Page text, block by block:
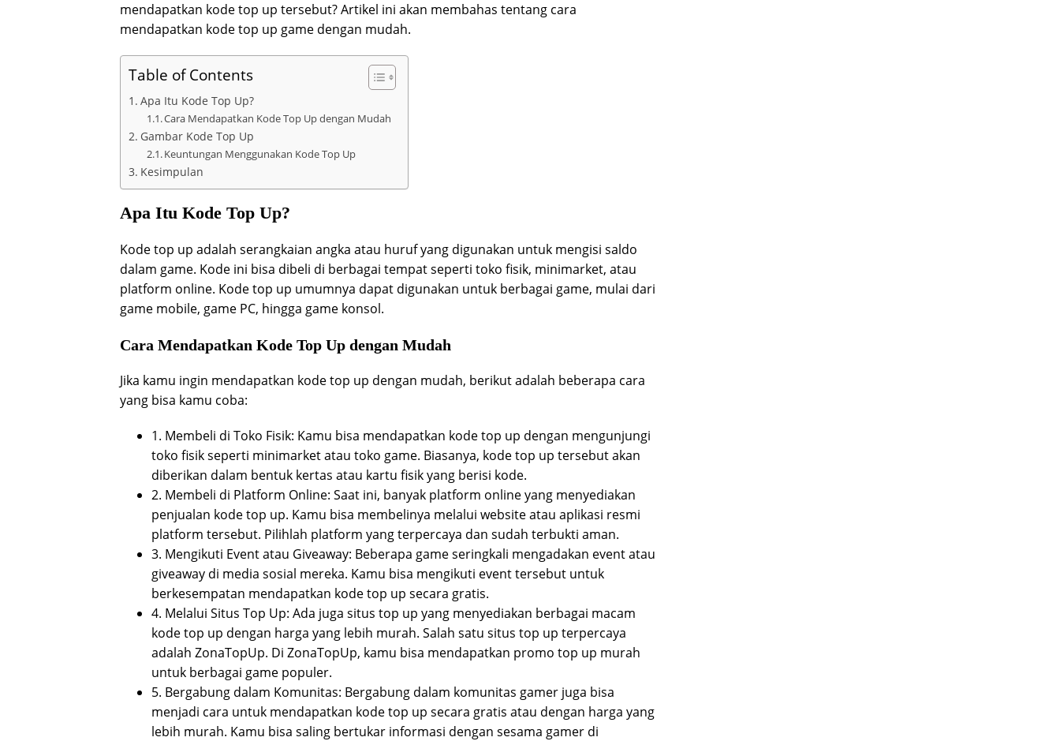
mendapatkan kode top up tersebut? Artikel ini akan membahas tentang cara
mendapatkan kode top up game dengan mudah.
Table of Contents
Apa Itu Kode Top Up?
Cara Mendapatkan Kode Top Up dengan Mudah
Gambar Kode Top Up
Keuntungan Menggunakan Kode Top Up
Kesimpulan
Apa Itu Kode Top Up?
Kode top up adalah serangkaian angka atau huruf yang digunakan untuk mengisi saldo
dalam game. Kode ini bisa dibeli di berbagai tempat seperti toko fisik, minimarket, atau
platform online. Kode top up umumnya dapat digunakan untuk berbagai game, mulai dari
game mobile, game PC, hingga game konsol.
Cara Mendapatkan Kode Top Up dengan Mudah
Jika kamu ingin mendapatkan kode top up dengan mudah, berikut adalah beberapa cara
yang bisa kamu coba:
1. Membeli di Toko Fisik: Kamu bisa mendapatkan kode top up dengan mengunjungi
toko fisik seperti minimarket atau toko game. Biasanya, kode top up tersebut akan
diberikan dalam bentuk kertas atau kartu fisik yang berisi kode.
2. Membeli di Platform Online: Saat ini, banyak platform online yang menyediakan
penjualan kode top up. Kamu bisa membelinya melalui website atau aplikasi resmi
platform tersebut. Pilihlah platform yang terpercaya dan sudah terbukti aman.
3. Mengikuti Event atau Giveaway: Beberapa game seringkali mengadakan event atau
giveaway di media sosial mereka. Kamu bisa mengikuti event tersebut untuk
berkesempatan mendapatkan kode top up secara gratis.
4. Melalui Situs Top Up: Ada juga situs top up yang menyediakan berbagai macam
kode top up dengan harga yang lebih murah. Salah satu situs top up terpercaya
adalah ZonaTopUp. Di ZonaTopUp, kamu bisa mendapatkan promo top up murah
untuk berbagai game populer.
5. Bergabung dalam Komunitas: Bergabung dalam komunitas gamer juga bisa
menjadi cara untuk mendapatkan kode top up secara gratis atau dengan harga yang
lebih murah. Kamu bisa saling bertukar informasi dengan sesama gamer di